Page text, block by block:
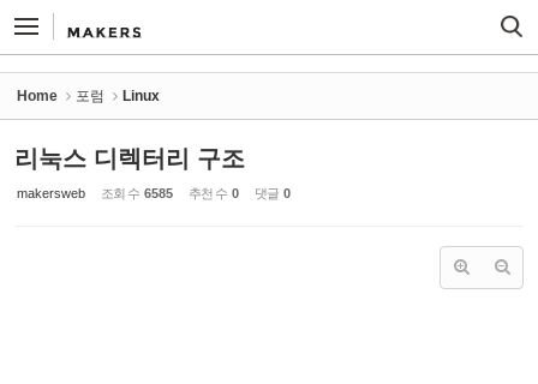
Home 포럼 Linux
리눅스 디렉터리 구조
makersweb 조회 수 6585 추천 수 0 댓글 0